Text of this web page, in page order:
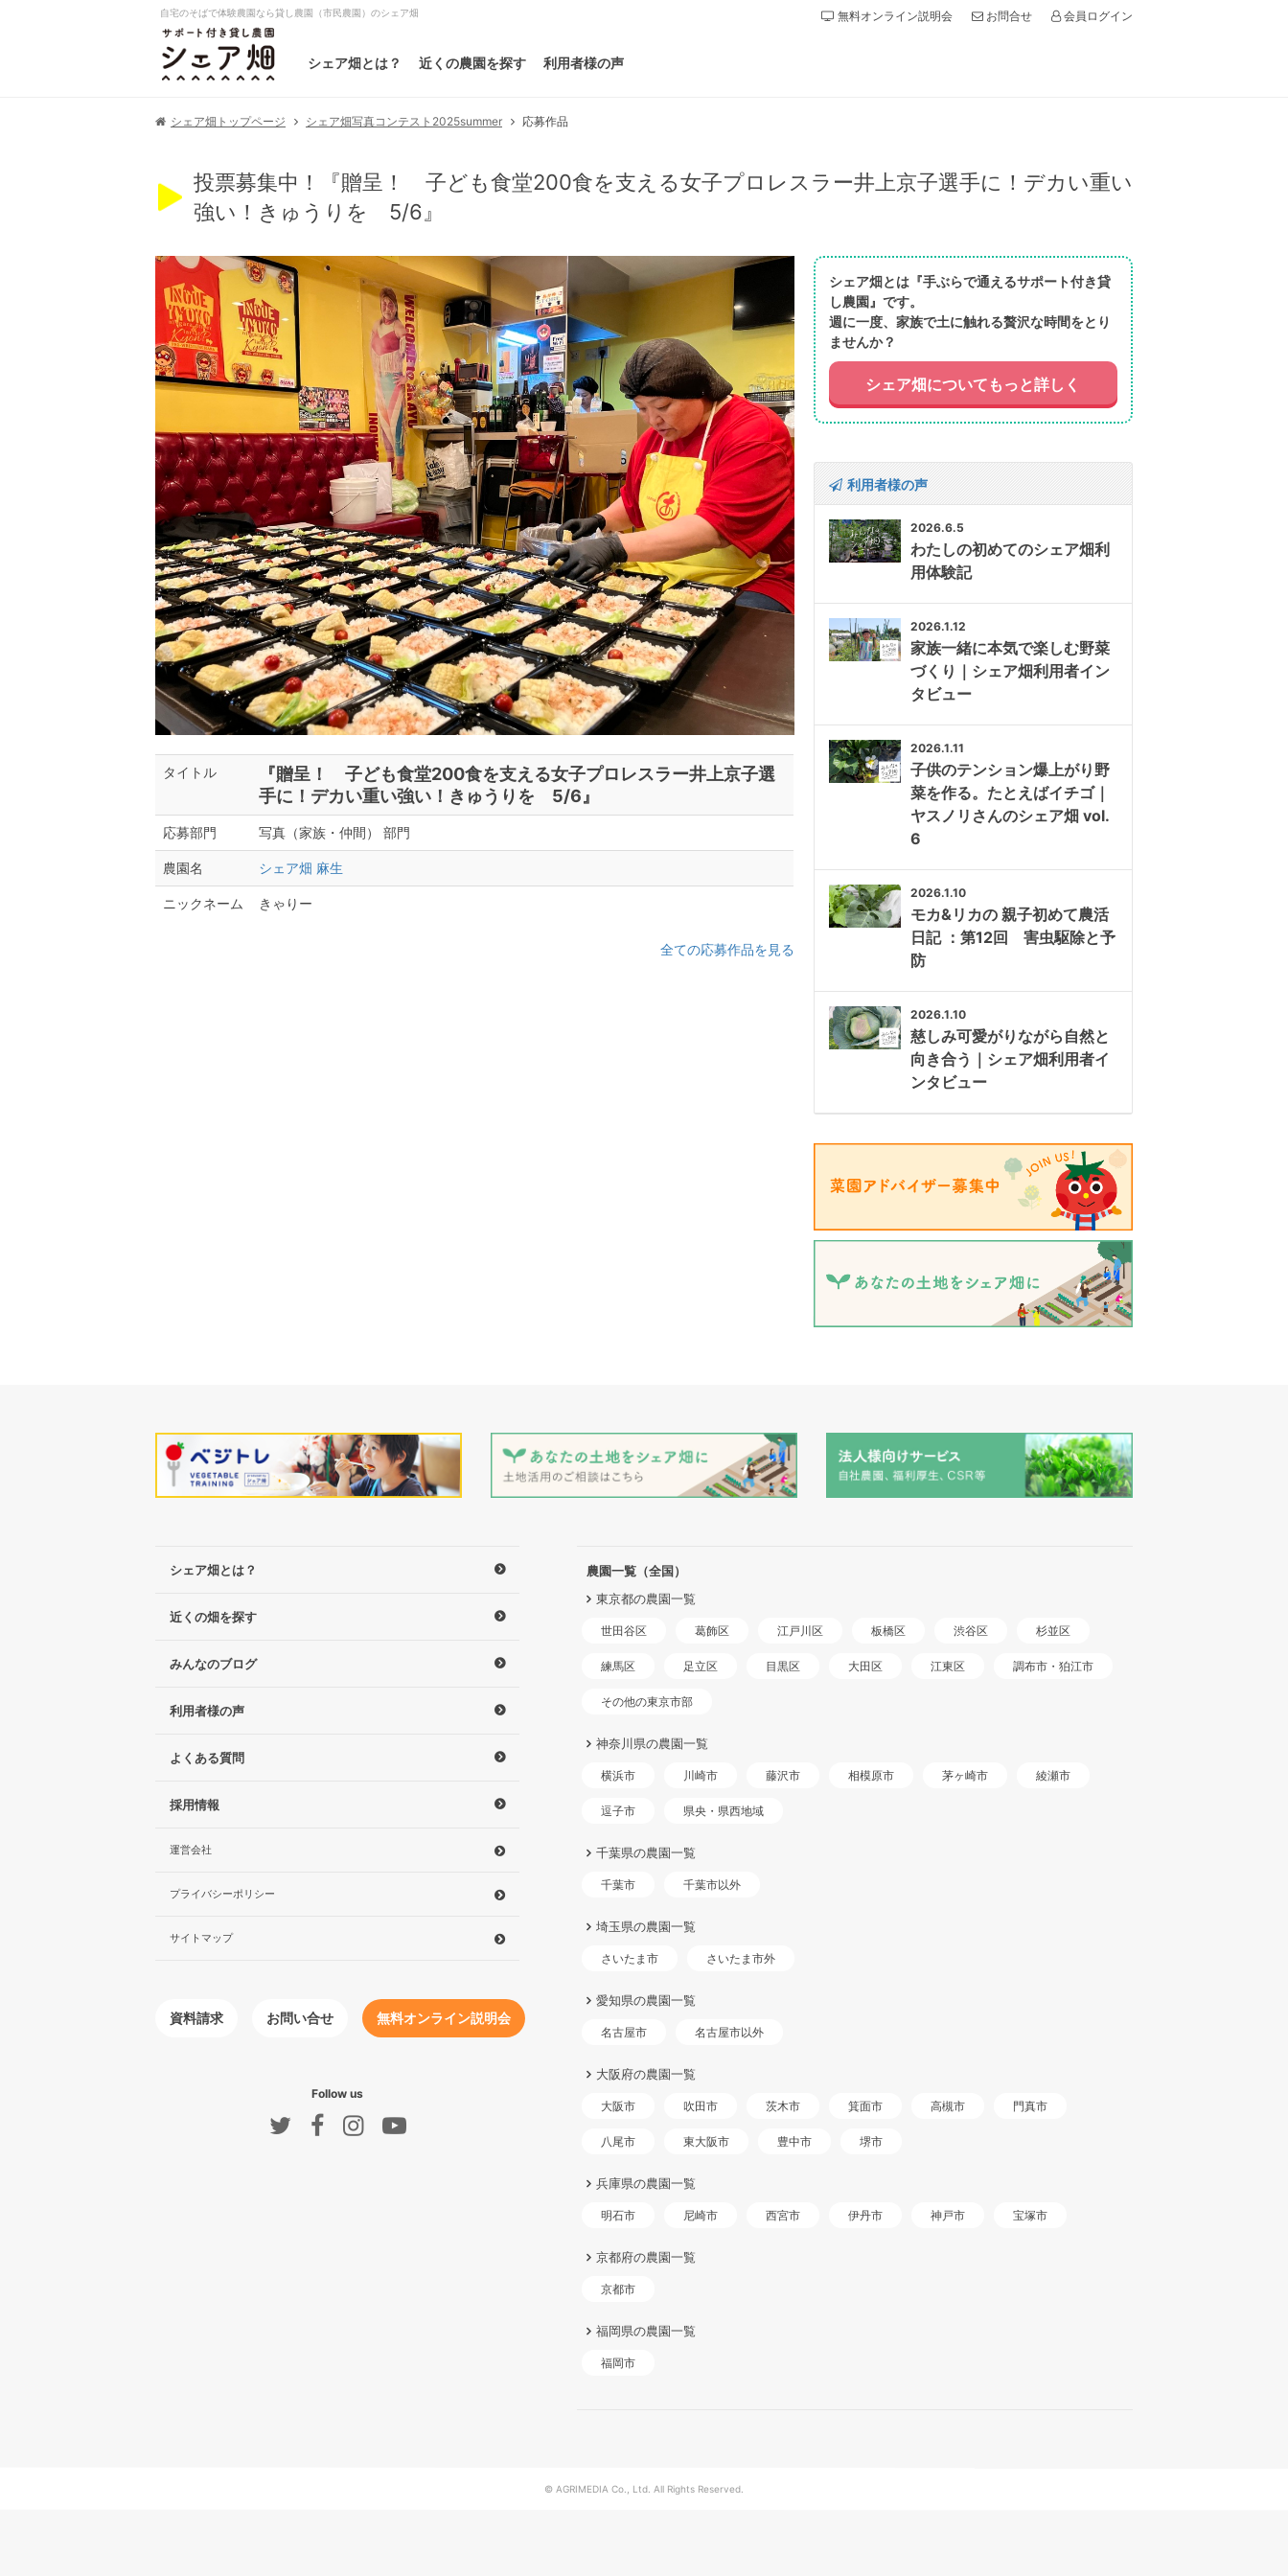
自宅のそばで体験農園なら貸し農園（市民農園）のシェア畑
シェア畑とは？ 近くの農園を探す 利用者様の声
無料オンライン説明会 お問合せ 会員ログイン
シェア畑トップページ シェア畑写真コンテスト2025summer 応募作品
投票募集中！『贈呈！ 子ども食堂200食を支える女子プロレスラー井上京子選手に！デカい重い
強い！きゅうりを 5/6』
タイトル 『贈呈！ 子ども食堂200食を支える女子プロレスラー井上京子選
手に！デカい重い強い！きゅうりを 5/6』
応募部門 写真（家族・仲間） 部門
農園名 シェア畑 麻生
ニックネーム きゃりー
全ての応募作品を見る
シェア畑とは『手ぶらで通えるサポート付き貸
し農園』です。
週に一度、家族で土に触れる贅沢な時間をとり
ませんか？
シェア畑についてもっと詳しく
利用者様の声
2026.6.5
わたしの初めてのシェア畑利
用体験記
2026.1.12
家族一緒に本気で楽しむ野菜
づくり｜シェア畑利用者イン
タビュー
2026.1.11
子供のテンション爆上がり野
菜を作る。たとえばイチゴ｜
ヤスノリさんのシェア畑 vol.
6
2026.1.10
モカ&リカの 親子初めて農活
日記 ：第12回 害虫駆除と予
防
2026.1.10
慈しみ可愛がりながら自然と
向き合う｜シェア畑利用者イ
ンタビュー
シェア畑とは？
近くの畑を探す
みんなのブログ
利用者様の声
よくある質問
採用情報
運営会社
プライバシーポリシー
サイトマップ
資料請求 お問い合せ 無料オンライン説明会
Follow us
農園一覧（全国）
東京都の農園一覧
世田谷区 葛飾区 江戸川区 板橋区 渋谷区 杉並区
練馬区 足立区 目黒区 大田区 江東区 調布市・狛江市
その他の東京市部
神奈川県の農園一覧
横浜市 川崎市 藤沢市 相模原市 茅ヶ崎市 綾瀬市
逗子市 県央・県西地域
千葉県の農園一覧
千葉市 千葉市以外
埼玉県の農園一覧
さいたま市 さいたま市外
愛知県の農園一覧
名古屋市 名古屋市以外
大阪府の農園一覧
大阪市 吹田市 茨木市 箕面市 高槻市 門真市
八尾市 東大阪市 豊中市 堺市
兵庫県の農園一覧
明石市 尼崎市 西宮市 伊丹市 神戸市 宝塚市
京都府の農園一覧
京都市
福岡県の農園一覧
福岡市
© AGRIMEDIA Co., Ltd. All Rights Reserved.